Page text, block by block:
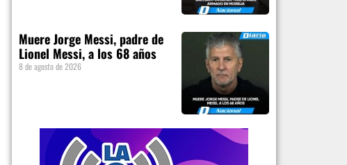
Muere Jorge Messi, padre de
Lionel Messi, a los 68 años
8 de agosto de 2026